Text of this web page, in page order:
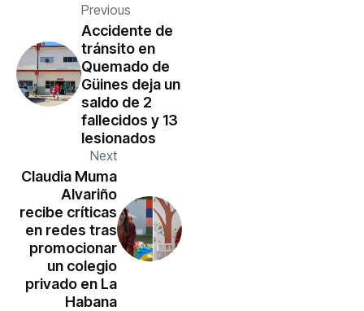
Previous
Accidente de
tránsito en
Quemado de
Güines deja un
saldo de 2
fallecidos y 13
lesionados
Next
Claudia Muma
Alvariño
recibe críticas
en redes tras
promocionar
un colegio
privado en La
Habana